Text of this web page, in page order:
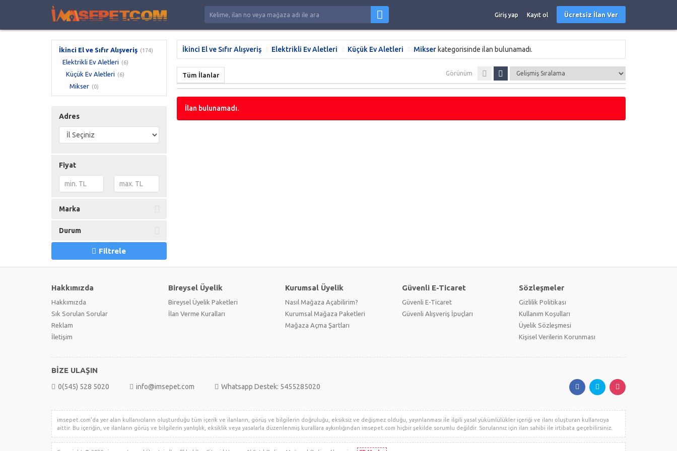
Giriş yap Kayıt ol Ücretsiz İlan Ver
İkinci El ve Sıfır Alışveriş (174)
Elektrikli Ev Aletleri (6)
Küçük Ev Aletleri (6)
Mikser (0)
Adres
Fiyat
Marka
Durum
Filtrele
İkinci El ve Sıfır Alışveriş Elektrikli Ev Aletleri Küçük Ev Aletleri Mikser kategorisinde ilan bulunamadı.
Tüm İlanlar Görünüm
İlan bulunamadı.
Hakkımızda
Hakkımızda
Sık Sorulan Sorular
Reklam
İletişim
Bireysel Üyelik
Bireysel Üyelik Paketleri
İlan Verme Kuralları
Kurumsal Üyelik
Nasıl Mağaza Açabilirim?
Kurumsal Mağaza Paketleri
Mağaza Açma Şartları
Güvenli E-Ticaret
Güvenli E-Ticaret
Güvenli Alışveriş İpuçları
Sözleşmeler
Gizlilik Politikası
Kullanım Koşulları
Üyelik Sözleşmesi
Kişisel Verilerin Korunması
BİZE ULAŞIN
0(545) 528 5020 info@imsepet.com Whatsapp Destek: 5455285020
imsepet.com'da yer alan kullanıcıların oluşturduğu tüm içerik ve ilanların, görüş ve bilgilerin doğruluğu, eksiksiz ve değişmez olduğu, yayınlanması ile ilgili yasal yükümlülükler içeriği ve ilanı oluşturan kullanıcıya
aittir. Bu içeriğin, ve ilanların görüş ve bilgilerin yanlışlık, eksiklik veya yasalarla düzenlenmiş kurallara aykırılığından imsepet.com hiçbir şekilde sorumlu değildir. Sorularınız için ilan sahibi ile irtibata geçebilirsiniz.